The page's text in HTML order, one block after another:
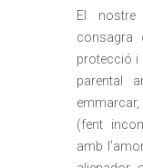
El
consagra
protecció i
parental
emmarcar,
(fent
amb